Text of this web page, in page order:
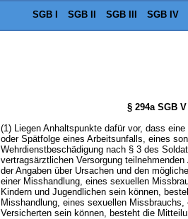
SGB I SGB II SGB III SGB IV
§ 294a SGB
(1) Liegen Anhaltspunkte dafür vor, dass
oder Spätfolge eines Arbeitsunfalls, eines
Wehrdienstbeschädigung nach § 3 des
vertragsärztlichen Versorgung
der Angaben über Ursachen und den
einer Misshandlung, eines sexuellen
Kindern und Jugendlichen sein können,
Misshandlung, eines sexuellen
Versicherten sein können, besteht die